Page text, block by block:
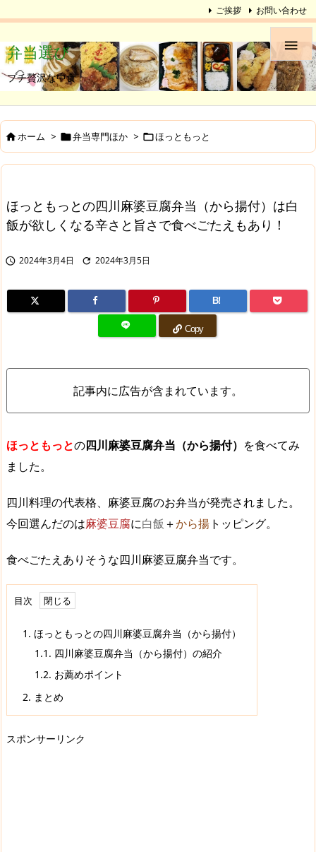

ご挨拶 お問い合わせ
弁当選び
プチ贅沢な中食
ホーム > 弁当専門ほか > ほっともっと
ほっともっとの四川麻婆豆腐弁当（から揚付）は白
飯が欲しくなる辛さと旨さで食べごたえもあり！
 2024年3月4日  2024年3月5日
B!
Copy
記事内に広告が含まれています。
ほっともっとの四川麻婆豆腐弁当（から揚付） を食べてみ
ました。
四川料理の代表格、麻婆豆腐のお弁当が発売されました。
今回選んだのは麻婆豆腐に白飯 ＋から揚 トッピング。
食べごたえありそうな四川麻婆豆腐弁当です。
目次
1. ほっともっとの四川麻婆豆腐弁当（から揚付）
1.1. 四川麻婆豆腐弁当（から揚付）の紹介
1.2. お薦めポイント
2. まとめ
スポンサーリンク